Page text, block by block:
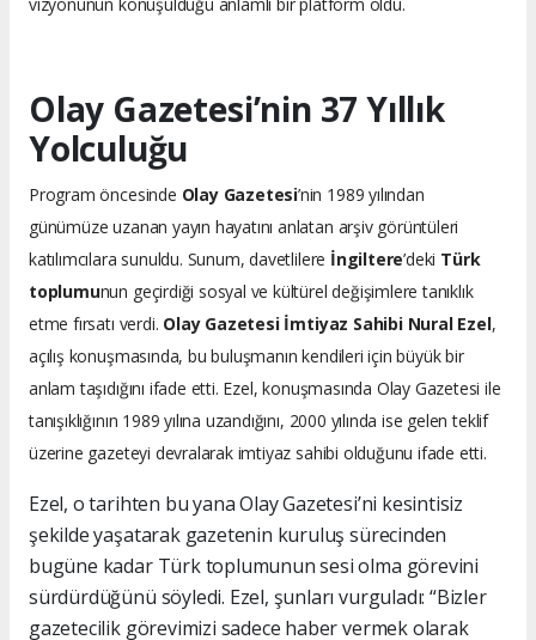
Olay Gazetesi’nin 37 Yıllık
Yolculuğu
Program öncesinde Olay Gazetesi’nin 1989 yılından
günümüze uzanan yayın hayatını anlatan arşiv görüntüleri
katılımcılara sunuldu. Sunum, davetlilere İngiltere’deki Türk
toplumunun geçirdiği sosyal ve kültürel değişimlere tanıklık
etme fırsatı verdi. Olay Gazetesi İmtiyaz Sahibi Nural Ezel,
açılış konuşmasında, bu buluşmanın kendileri için büyük bir
anlam taşıdığını ifade etti. Ezel, konuşmasında Olay Gazetesi ile
tanışıklığının 1989 yılına uzandığını, 2000 yılında ise gelen teklif
üzerine gazeteyi devralarak imtiyaz sahibi olduğunu ifade etti.
Ezel, o tarihten bu yana Olay Gazetesi’ni kesintisiz
şekilde yaşatarak gazetenin kuruluş sürecinden
bugüne kadar Türk toplumunun sesi olma görevini
sürdürdüğünü söyledi. Ezel, şunları vurguladı: “Bizler
gazetecilik görevimizi sadece haber vermek olarak